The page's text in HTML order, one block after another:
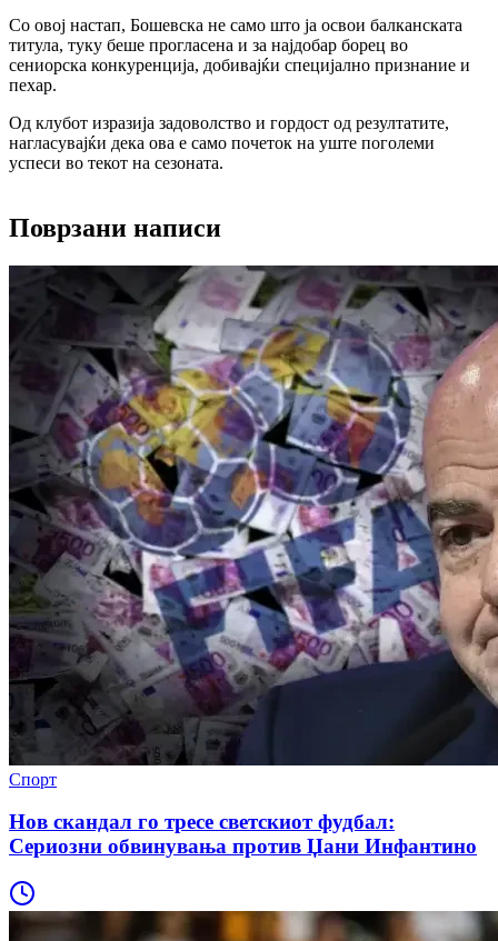
Со овој настап, Бошевска не само што ја освои балканската
титула, туку беше прогласена и за најдобар борец во
сениорска конкуренција, добивајќи специјално признание и
пехар.
Од клубот изразија задоволство и гордост од резултатите,
нагласувајќи дека ова е само почеток на уште поголеми
успеси во текот на сезоната.
Поврзани написи
Спорт
Нов скандал го тресе светскиот фудбал:
Сериозни обвинувања против Џани Инфантино